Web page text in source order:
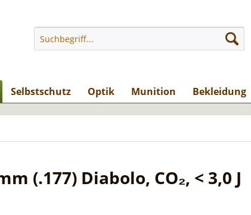
Selbstschutz Optik Munition Bekleidung
(.177) Diabolo, CO₂, < 3,0 J